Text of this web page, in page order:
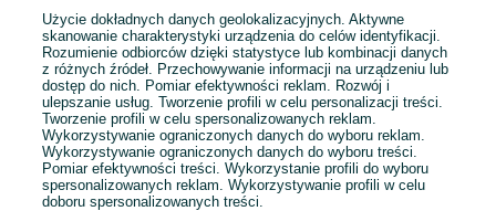
E-mail
Hasło
Użycie dokładnych danych geolokalizacyjnych. Aktywne
skanowanie charakterystyki urządzenia do celów identyfikacji.
Rozumienie odbiorców dzięki statystyce lub kombinacji danych
z różnych źródeł. Przechowywanie informacji na urządzeniu lub
dostęp do nich. Pomiar efektywności reklam. Rozwój i
ulepszanie usług. Tworzenie profili w celu personalizacji treści.
Tworzenie profili w celu spersonalizowanych reklam.
Wykorzystywanie ograniczonych danych do wyboru reklam.
Wykorzystywanie ograniczonych danych do wyboru treści.
Pomiar efektywności treści. Wykorzystanie profili do wyboru
spersonalizowanych reklam. Wykorzystywanie profili w celu
doboru spersonalizowanych treści.